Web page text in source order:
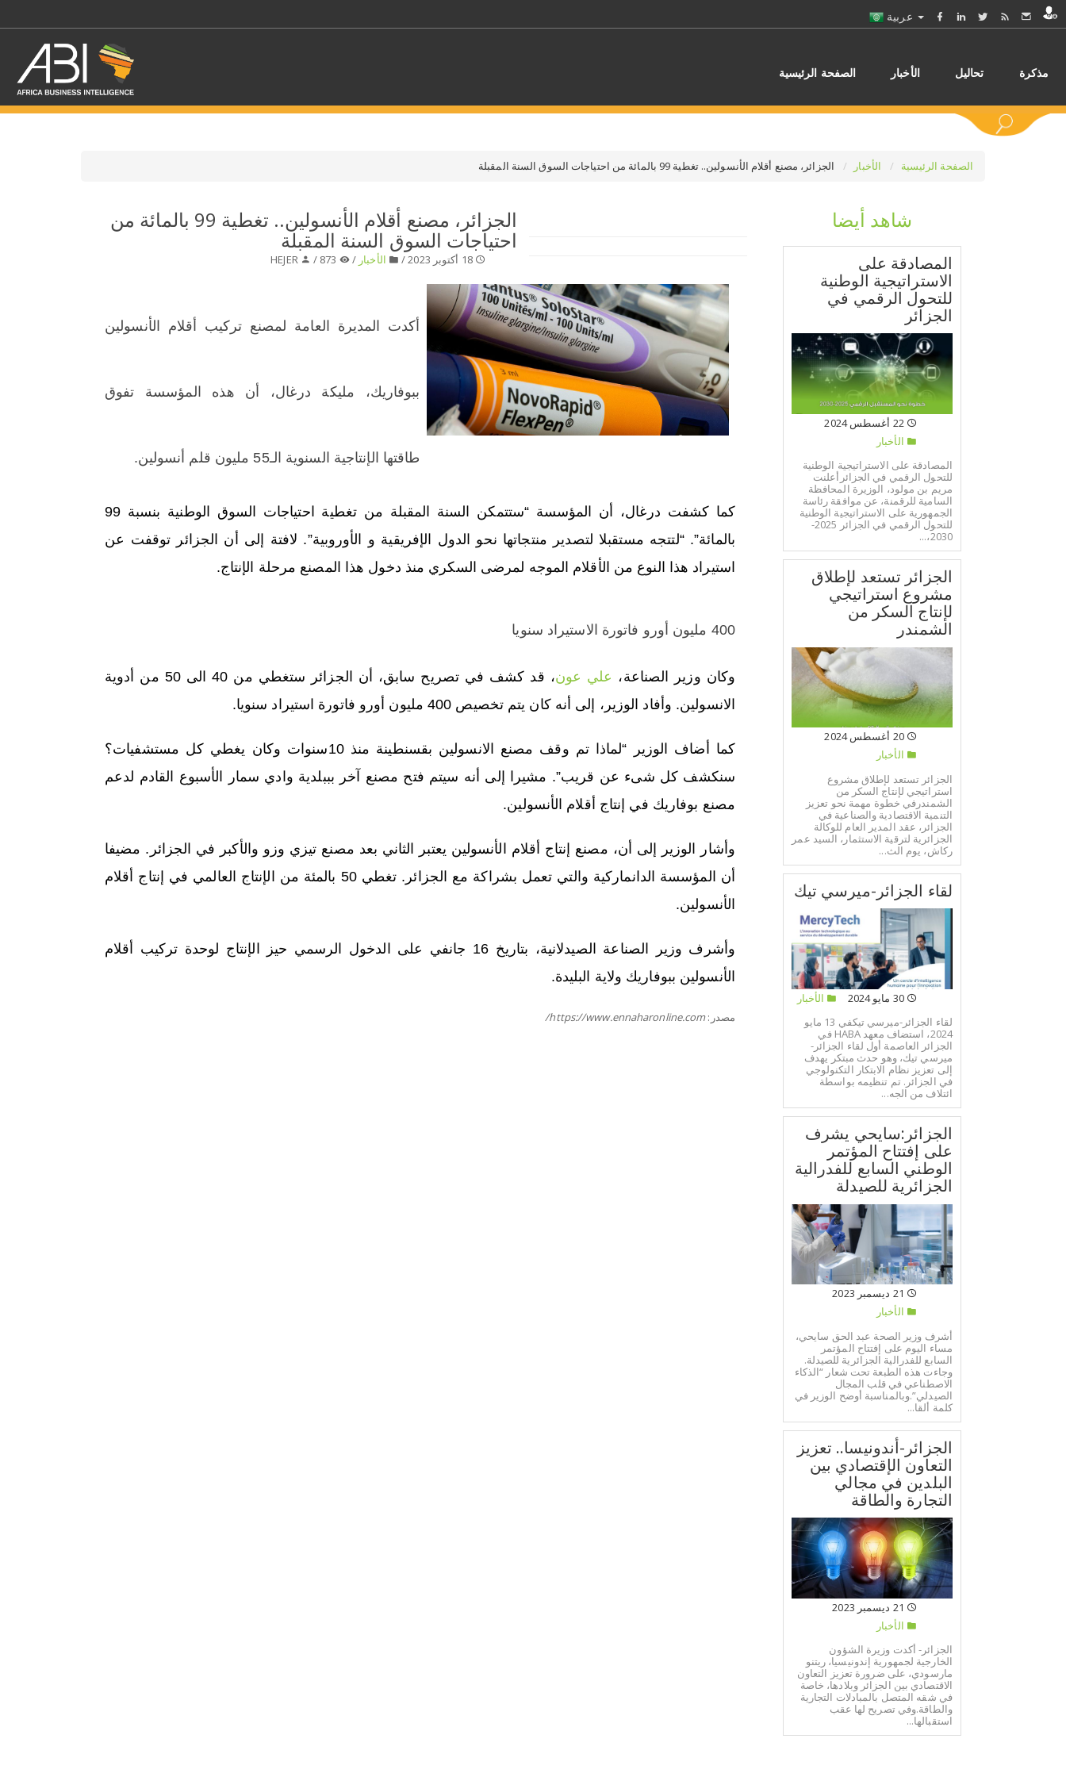
الصفحة الرئيسية الأخبار تحاليل مذكرة
اختر قطاع / القطاعات
حدد الفرع حدد الفئة
الصفحة الرئيسية الأخبار الجزائر، مصنع أقلام الأنسولين.. تغطية 99 بالمائة من احتياجات السوق السنة المقبلة
الجزائر، مصنع أقلام الأنسولين.. تغطية 99 بالمائة من
احتياجات السوق السنة المقبلة
18 أكتوبر 2023 / الأخبار /
أكدت المديرة العامة لمصنع تركيب أقلام الأنسولين
ببوفاريك، مليكة درغال، أن هذه المؤسسة تفوق
طاقتها الإنتاجية السنوية الـ55 مليون قلم أنسولين.
كما كشفت درغال، أن المؤسسة “ستتمكن السنة المقبلة من تغطية احتياجات السوق الوطنية بنسبة 99
بالمائة”. “لتتجه مستقبلا لتصدير منتجاتها نحو الدول الإفريقية و الأوروبية”. لافتة إلى أن الجزائر توقفت عن
استيراد هذا النوع من الأقلام الموجه لمرضى السكري منذ دخول هذا المصنع مرحلة الإنتاج.
400 مليون أورو فاتورة الاستيراد سنويا
وكان وزير الصناعة، علي عون
، قد كشف في تصريح سابق، أن الجزائر ستغطي من 40 الى 50 من أدوية
الانسولين. وأفاد الوزير، إلى أنه كان يتم تخصيص 400 مليون أورو فاتورة استيراد سنويا.
كما أضاف الوزير “لماذا تم وقف مصنع الانسولين بقسنطينة منذ 10سنوات وكان يغطي كل مستشفيات؟
سنكشف كل شىء عن قريب”. مشيرا إلى أنه سيتم فتح مصنع آخر بببلدية وادي سمار الأسبوع القادم لدعم
مصنع بوفاريك في إنتاج أقلام الأنسولين.
وأشار الوزير إلى أن، مصنع إنتاج أقلام الأنسولين يعتبر الثاني بعد مصنع تيزي وزو والأكبر في الجزائر. مضيفا
أن المؤسسة الدانماركية والتي تعمل بشراكة مع الجزائر. تغطي 50 بالمئة من الإنتاج العالمي في إنتاج أقلام
الأنسولين.
وأشرف وزير الصناعة الصيدلانية، بتاريخ 16 جانفي على الدخول الرسمي حيز الإنتاج لوحدة تركيب أقلام
الأنسولين ببوفاريك ولاية البليدة.
مصدر:https://www.ennaharonline.com/
شاهد أيضا
المصادقة على
الاستراتيجية الوطنية
للتحول الرقمي في
الجزائر
22 أغسطس 2024
الأخبار
المصادقة على الاستراتيجية الوطنية
للتحول الرقمي في الجزائرأعلنت
مريم بن مولود، الوزيرة المحافظة
السامية للرقمنة، عن موافقة رئاسة
الجمهورية على الاستراتيجية الوطنية
للتحول الرقمي في الجزائر 2025-
2030،...
الجزائر تستعد لإطلاق
مشروع استراتيجي
لإنتاج السكر من
الشمندر
20 أغسطس 2024
الأخبار
الجزائر تستعد لإطلاق مشروع
استراتيجي لإنتاج السكر من
الشمندرفي خطوة مهمة نحو تعزيز
التنمية الاقتصادية والصناعية في
الجزائر، عقد المدير العام للوكالة
الجزائرية لترقية الاستثمار، السيد عمر
ركاش، يوم الث...
لقاء الجزائر-ميرسي تيك
30 مايو 2024
الأخبار
لقاء الجزائر-ميرسي تيكفي 13 مايو
2024، استضاف معهد HABA في
الجزائر العاصمة أول لقاء الجزائر-
ميرسي تيك، وهو حدث مبتكر يهدف
إلى تعزيز نظام الابتكار التكنولوجي
في الجزائر. تم تنظيمه بواسطة
ائتلاف من الجه...
الجزائر:سايحي يشرف
على إفتتاح المؤتمر
الوطني السابع للفدرالية
الجزائرية للصيدلة
الأخبار
أشرف وزير الصحة عبد الحق سايحي،
مساء اليوم على إفتتاح المؤتمر
السابع للفدرالية الجزائرية للصيدلة.
وجاءت هذه الطبعة تحت شعار “الذكاء
الاصطناعي في قلب المجال
الصيدلي”.وبالمناسبة أوضح الوزير في
كلمة ألقا...
الجزائر-أندونيسا.. تعزيز
التعاون الإقتصادي بين
البلدين في مجالي
التجارة والطاقة
الأخبار
الجزائر- أكدت وزيرة الشؤون
الخارجية لجمهورية إندونيسيا، ريتنو
مارسودي، على ضرورة تعزيز التعاون
الاقتصادي بين الجزائر وبلادها، خاصة
في شقه المتصل بالمبادلات التجارية
والطاقة.وفي تصريح لها عقب
استقبالها...